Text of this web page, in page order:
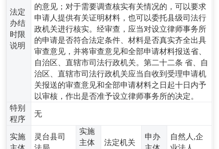
法定
办结
时限
说明
的意见；对于需要调查核实有关情况的，可以要求
申请人提供有关证明材料，也可以委托县级司法行
政机关进行核实。经审查，应当对设立律师事务所
的申请是否符合法定条件、材料是否真实齐全出具
审查意见，并将审查意见和全部申请材料报送省、
自治区、直辖市司法行政机关。第二十二条 省、自
治区、直辖市司法行政机关应当自收到受理申请机
关报送的审查意见和全部申请材料之日起十日内予
以审核，作出是否准予设立律师事务所的决定。
特别
程序
无
实施
灵台县司
实施
主体
法定机关
申办
自然人,企